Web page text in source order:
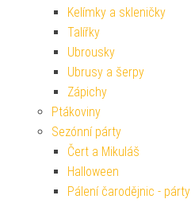
Kelímky a skleničky
Talířky
Ubrousky
Ubrusy a šerpy
Zápichy
Ptákoviny
Sezónní párty
Čert a Mikuláš
Halloween
Pálení čarodějnic - párty